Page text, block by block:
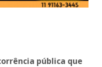
pública que